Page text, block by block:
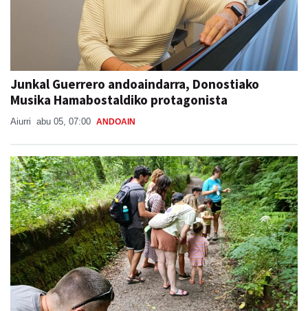
Junkal Guerrero andoaindarra, Donostiako
Musika Hamabostaldiko protagonista
Aiurri abu 05, 07:00 ANDOAIN